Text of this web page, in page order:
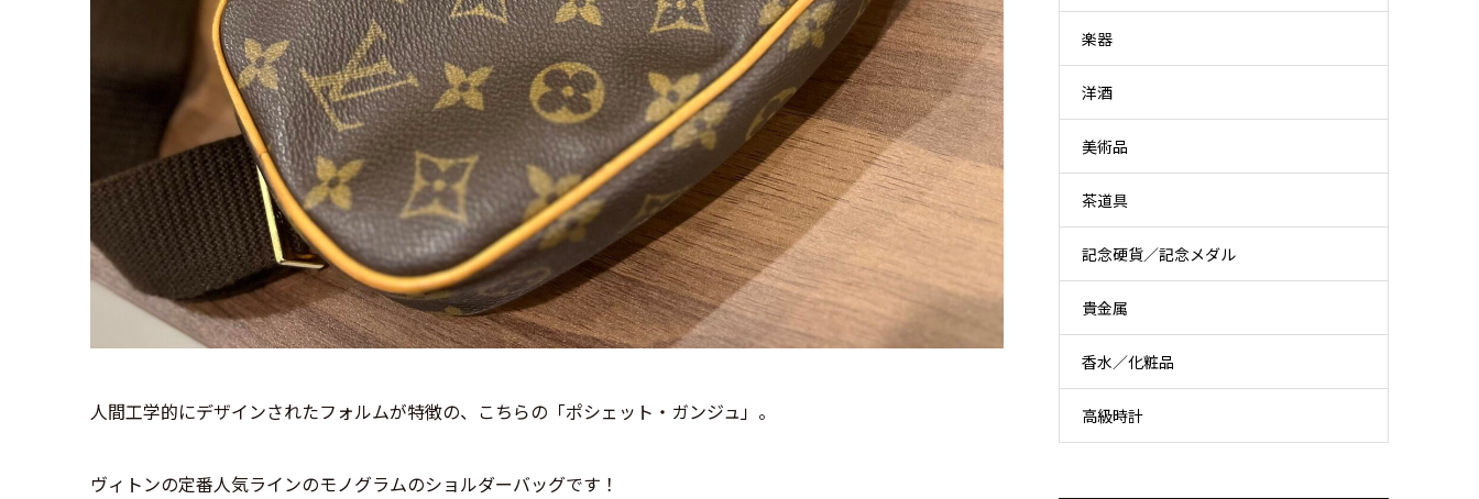
人間工学的にデザインされたフォルムが特徴の、こちらの「ポシェット・ガンジュ」。
ヴィトンの定番人気ラインのモノグラムのショルダーバッグです！
楽器
洋酒
美術品
茶道具
記念硬貨／記念メダル
貴金属
香水／化粧品
高級時計